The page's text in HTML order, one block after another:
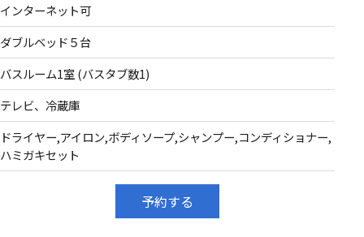
インターネット可
ダブルベッド５台
バスルーム1室 (バスタブ数1)
テレビ、冷蔵庫
ドライヤー,アイロン,ボディソープ,シャンプー,コンディショナー,
ハミガキセット
予約する